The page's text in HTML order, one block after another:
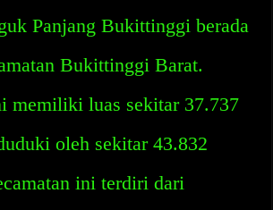
Panjang Bukittinggi berada
Bukittinggi Barat.
memiliki luas sekitar 37.737
oleh sekitar 43.832
ini terdiri dari